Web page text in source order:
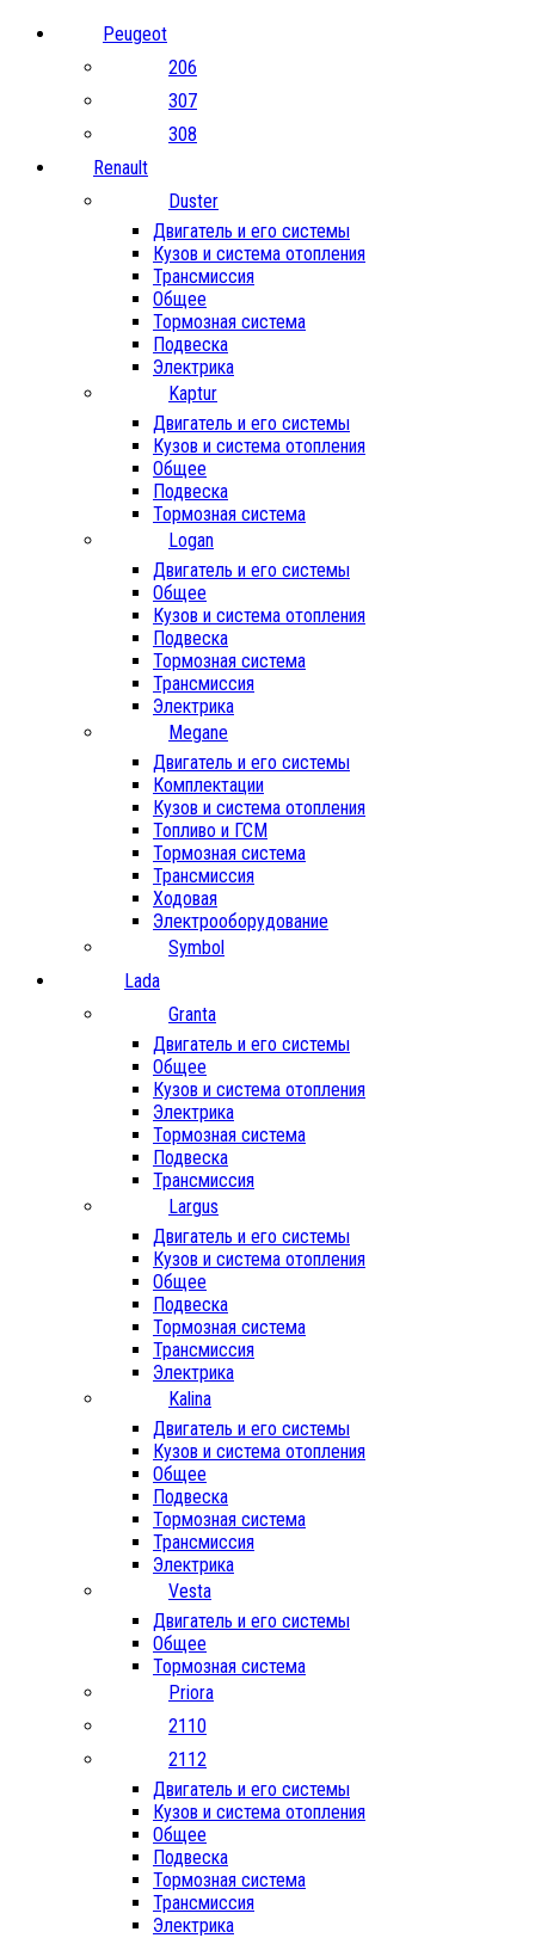
Peugeot
206
307
308
Renault
Duster
Двигатель и его системы
Кузов и система отопления
Трансмиссия
Общее
Тормозная система
Подвеска
Электрика
Kaptur
Двигатель и его системы
Кузов и система отопления
Общее
Подвеска
Тормозная система
Logan
Двигатель и его системы
Общее
Кузов и система отопления
Подвеска
Тормозная система
Трансмиссия
Электрика
Megane
Двигатель и его системы
Комплектации
Кузов и система отопления
Топливо и ГСМ
Тормозная система
Трансмиссия
Ходовая
Электрооборудование
Symbol
Lada
Granta
Двигатель и его системы
Общее
Кузов и система отопления
Электрика
Тормозная система
Подвеска
Трансмиссия
Largus
Двигатель и его системы
Кузов и система отопления
Общее
Подвеска
Тормозная система
Трансмиссия
Электрика
Kalina
Двигатель и его системы
Кузов и система отопления
Общее
Подвеска
Тормозная система
Трансмиссия
Электрика
Vesta
Двигатель и его системы
Общее
Тормозная система
Priora
2110
2112
Двигатель и его системы
Кузов и система отопления
Общее
Подвеска
Тормозная система
Трансмиссия
Электрика